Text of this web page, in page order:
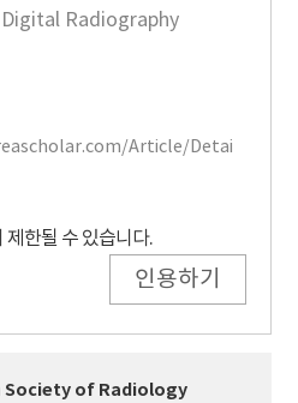
Radiography
Article/Detai
제한될 수 있습니다.
인용하기
of Radiology